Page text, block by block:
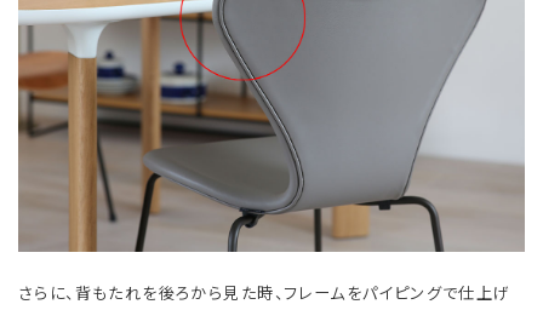
さらに、背もたれを後ろから見た時、フレームをパイピングで仕上げ